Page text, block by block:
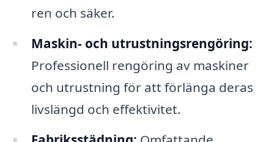
ren och säker.
Maskin- och utrustningsrengöring:
Professionell rengöring av maskiner
och utrustning för att förlänga deras
livslängd och effektivitet.